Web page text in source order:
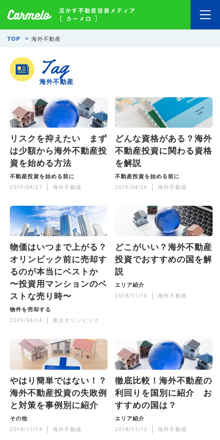
TOP 海外不動産
Tag
海外不動産
リスクを抑えたい まず
は少額から海外不動産投
資を始める方法
不動産投資を始める前に
2019/04/27 海外不動産
どんな資格がある？海外
不動産投資に関わる資格
を解説
不動産投資を始める前に
2019/04/26 海外不動産
物価はいつまで上がる？
オリンピック前に売却す
るのが本当にベストか
〜投資用マンションのベ
ストな売り時〜
物件を売却する
2019/04/14 東京オリンピック
どこがいい？海外不動産
投資でおすすめの国を解
説
エリア紹介
2018/11/16 海外不動産
やはり簡単ではない！？
海外不動産投資の失敗例
と対策を事例別に紹介
その他
2018/11/14 海外不動産
徹底比較！海外不動産の
利回りを国別に紹介 お
すすめの国は？
エリア紹介
2018/11/13 海外不動産